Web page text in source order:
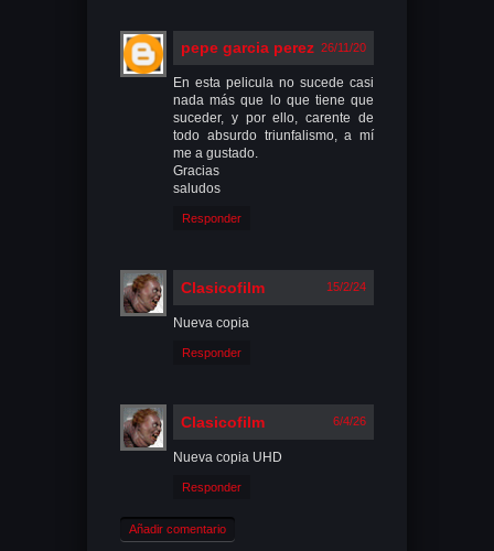
pepe garcia perez 26/11/20
En esta pelicula no sucede casi
nada más que lo que tiene que
suceder, y por ello, carente de
todo absurdo triunfalismo, a mí
me a gustado.
Gracias
saludos
Responder
Clasicofilm 15/2/24
Nueva copia
Responder
Clasicofilm 6/4/26
Nueva copia UHD
Responder
Añadir comentario